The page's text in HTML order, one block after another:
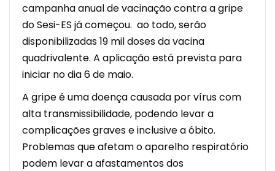
campanha anual de vacinação contra a gripe
do Sesi-ES já começou. ao todo, serão
disponibilizadas 19 mil doses da vacina
quadrivalente. A aplicação está prevista para
iniciar no dia 6 de maio.
A gripe é uma doença causada por vírus com
alta transmissibilidade, podendo levar a
complicações graves e inclusive a óbito.
Problemas que afetam o aparelho respiratório
podem levar a afastamentos dos